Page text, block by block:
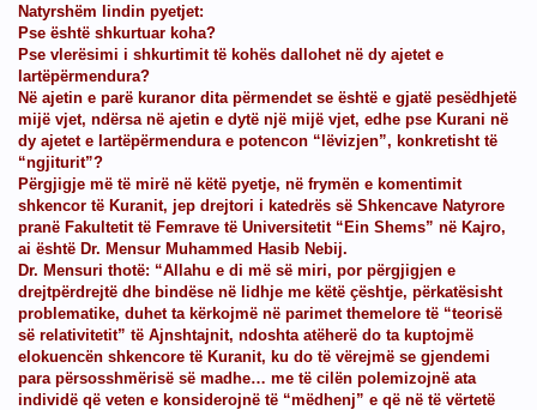
Natyrshëm lindin pyetjet:
Pse është shkurtuar koha?
Pse vlerësimi i shkurtimit të kohës dallohet në dy ajetet e
lartëpërmendura?
Në ajetin e parë kuranor dita përmendet se është e gjatë pesëdhjetë
mijë vjet, ndërsa në ajetin e dytë një mijë vjet, edhe pse Kurani në
dy ajetet e lartëpërmendura e potencon “lëvizjen”, konkretisht të
“ngjiturit”?
Përgjigje më të mirë në këtë pyetje, në frymën e komentimit
shkencor të Kuranit, jep drejtori i katedrës së Shkencave Natyrore
pranë Fakultetit të Femrave të Universitetit “Ein Shems” në Kajro,
ai është Dr. Mensur Muhammed Hasib Nebij.
Dr. Mensuri thotë: “Allahu e di më së miri, por përgjigjen e
drejtpërdrejtë dhe bindëse në lidhje me këtë çështje, përkatësisht
problematike, duhet ta kërkojmë në parimet themelore të “teorisë
së relativitetit” të Ajnshtajnit, ndoshta atëherë do ta kuptojmë
elokuencën shkencore të Kuranit, ku do të vërejmë se gjendemi
para përsosshmërisë së madhe… me të cilën polemizojnë ata
individë që veten e konsiderojnë të “mëdhenj” e që në të vërtetë